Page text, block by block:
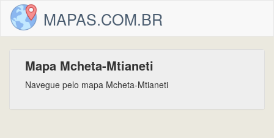
MAPAS.COM.BR
Mapa Mcheta-Mtianeti
Navegue pelo mapa Mcheta-Mtianeti